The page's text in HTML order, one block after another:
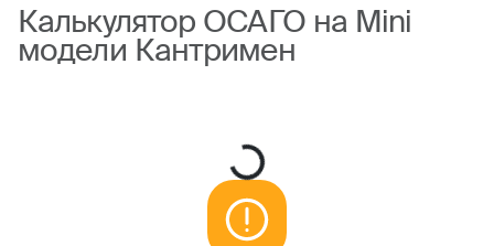
Калькулятор ОСАГО на Mini
модели Кантримен